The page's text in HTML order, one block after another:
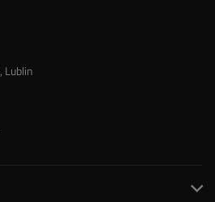
, Lublin